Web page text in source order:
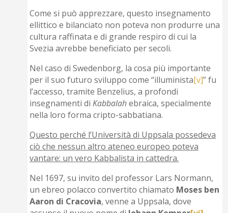
Come si può apprezzare, questo insegnamento
ellittico e bilanciato non poteva non produrre una
cultura raffinata e di grande respiro di cui la
Svezia avrebbe beneficiato per secoli.
Nel caso di Swedenborg, la cosa più importante
per il suo futuro sviluppo come “illuminista[v]” fu
l’accesso, tramite Benzelius, a profondi
insegnamenti diKabbalahebraica, specialmente
nella loro forma cripto-sabbatiana.
Questo perché l’Università di Uppsala possedeva
ciò che nessun altro ateneo europeo poteva
vantare: un vero Kabbalista in cattedra.
Nel 1697, su invito del professor Lars Normann,
un ebreo polacco convertito chiamato Moses ben
Aaron di Cracovia, venne a Uppsala, dove